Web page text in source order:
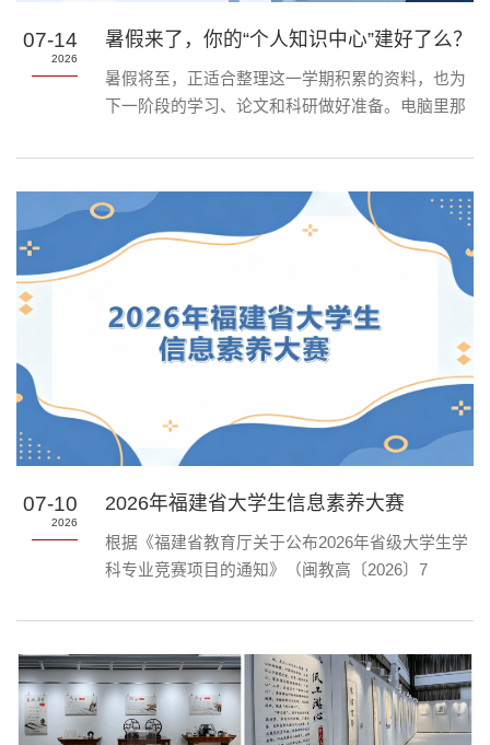
07-14
2026
暑假来了，你的“个人知识中心”建好了么？
暑假将至，正适合整理这一学期积累的资料，也为
下一阶段的学习、论文和科研做好准备。电脑里那
重新打开。图书馆“个人知识中心”可以帮你集中管
理资料、快速理解内容、整理阅读笔记，并将零散
信息逐步串联起来。操作很简单。上传一篇文献，
即可开始体验！💻一个平台，完成文献阅读的几个
关键步骤“个人知识中心”集资料管理、文献阅读、
笔记整理和AI辅助分析于一体。上传文献后，你可
以：...
07-10
2026
2026年福建省大学生信息素养大赛
根据《福建省教育厅关于公布2026年省级大学生学
科专业竞赛项目的通知》（闽教高〔2026〕7
高校图书情报工作委员会与福建医科大学决定于
2026年7月至10月共同举办“2026年福建省大学生信
息素养大赛”。大赛以“数启未来，智创八闽”为主
题，考察学生信息检索理论与技术，检阅高校信息
素养培育成效，为八闽大地教育信息化与数字校园